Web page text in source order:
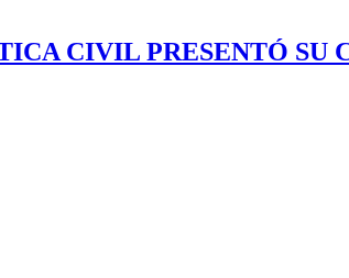
CIVIL PRESENTÓ SU